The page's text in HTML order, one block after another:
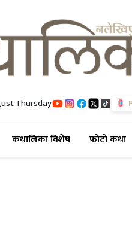
Thursday
कथालिका विशेष(current)फोटो कथा